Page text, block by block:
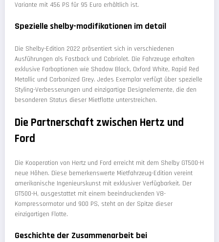
Variante mit 456 PS für 95 Euro erhältlich ist.
Spezielle shelby-modifikationen im detail
Die Shelby-Edition 2022 präsentiert sich in verschiedenen
Ausführungen als Fastback und Cabriolet. Die Fahrzeuge erhalten
exklusive Farboptionen wie Shadow Black, Oxford White, Rapid Red
Metallic und Carbonized Grey. Jedes Exemplar verfügt über spezielle
Styling-Verbesserungen und einzigartige Designelemente, die den
besonderen Status dieser Mietflotte unterstreichen.
Die Partnerschaft zwischen Hertz und
Ford
Die Kooperation von Hertz und Ford erreicht mit dem Shelby GT500-H
neue Höhen. Diese bemerkenswerte Mietfahrzeug-Edition vereint
amerikanische Ingenieurskunst mit exklusiver Verfügbarkeit. Der
GT500-H, ausgestattet mit einem beeindruckenden V8-
Kompressormotor und 900 PS, steht an der Spitze dieser
einzigartigen Flotte.
Geschichte der Zusammenarbeit bei